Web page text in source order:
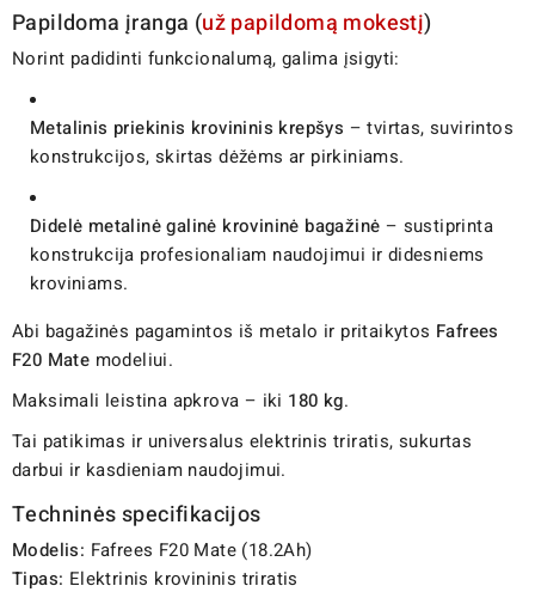
Papildoma įranga (už papildomą mokestį)
Norint padidinti funkcionalumą, galima įsigyti:
Metalinis priekinis krovininis krepšys – tvirtas, suvirintos
konstrukcijos, skirtas dėžėms ar pirkiniams.
Didelė metalinė galinė krovininė bagažinė – sustiprinta
konstrukcija profesionaliam naudojimui ir didesniems
kroviniams.
Abi bagažinės pagamintos iš metalo ir pritaikytos Fafrees
F20 Mate modeliui.
Maksimali leistina apkrova – iki 180 kg.
Tai patikimas ir universalus elektrinis triratis, sukurtas
darbui ir kasdieniam naudojimui.
Techninės specifikacijos
Modelis: Fafrees F20 Mate (18.2Ah)
Tipas: Elektrinis krovininis triratis